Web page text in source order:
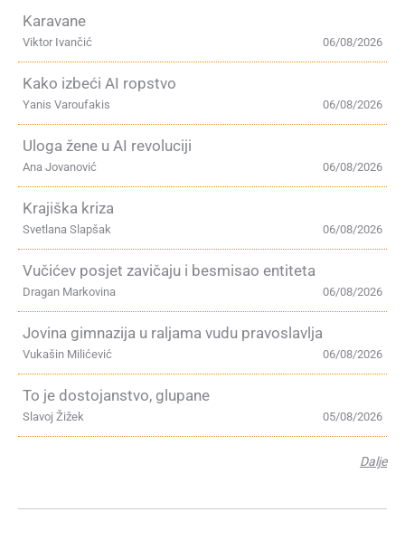
Karavane
06/08/2026
Viktor Ivančić
Kako izbeći AI ropstvo
06/08/2026
Yanis Varoufakis
Uloga žene u AI revoluciji
06/08/2026
Ana Jovanović
Krajiška kriza
06/08/2026
Svetlana Slapšak
Vučićev posjet zavičaju i besmisao entiteta
06/08/2026
Dragan Markovina
Jovina gimnazija u raljama vudu pravoslavlja
06/08/2026
Vukašin Milićević
To je dostojanstvo, glupane
05/08/2026
Slavoj Žižek
Dalje